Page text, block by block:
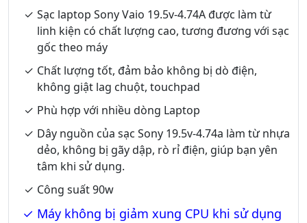
Sạc laptop Sony Vaio 19.5v-4.74A được làm từ
linh kiện có chất lượng cao, tương đương với sạc
gốc theo máy
Chất lượng tốt, đảm bảo không bị dò điện,
không giật lag chuột, touchpad
Phù hợp với nhiều dòng Laptop
Dây nguồn của sạc Sony 19.5v-4.74a làm từ nhựa
dẻo, không bị gãy dập, rò rỉ điện, giúp bạn yên
tâm khi sử dụng.
Công suất 90w
Máy không bị giảm xung CPU khi sử dụng